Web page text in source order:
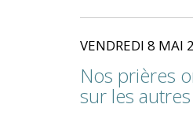
VENDREDI 8 MAI
Nos prières
sur les autres